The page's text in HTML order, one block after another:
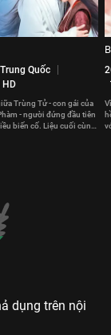
Trung Quốc
HD
Trùng Tử - con gái của
- người đứng đầu tiên
biến cố. Liệu cuối cùng,
dụng trên nội